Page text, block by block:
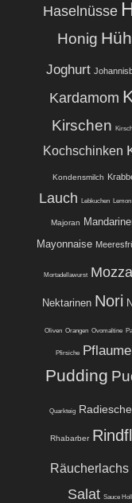
Haselnüsse
Honig
Joghurt
Kardamom
Kirschen
Kochschinken
Kondensmilch
Lauch Lebkuchen
Majoran
Mayonnaise
Mortadellawurst
Nektarinen Nori
Oliven Orangen Ovomaltine
Pfirsiche
Pudding
Quarkteig
Rhabarber
Räucherlachs
Salat Sauce